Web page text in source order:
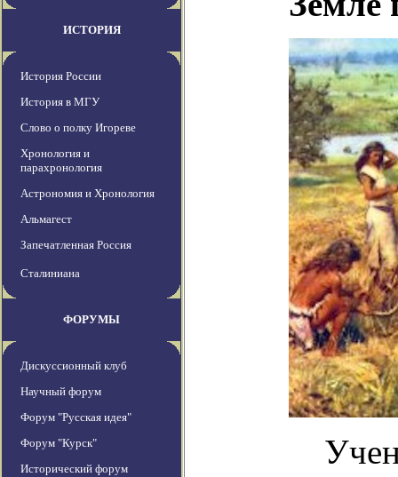
ИСТОРИЯ
История России
История в МГУ
Слово о полку Игореве
Хронология и
парахронология
Астрономия и Хронология
Альмагест
Запечатленная Россия
Сталиниана
ФОРУМЫ
Дискуссионный клуб
Научный форум
Форум "Русская идея"
Форум "Курск"
Исторический форум